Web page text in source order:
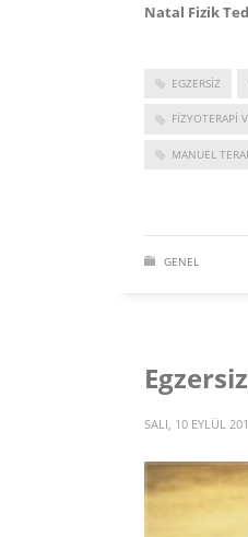
Natal Fizik
EGZERSIZ
FIZYOTERAPI
MANUEL
GENEL
SALI, 10 EYLÜL